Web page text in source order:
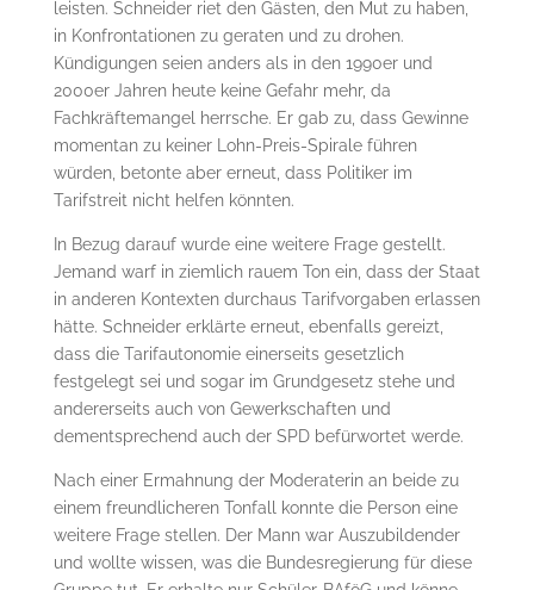
leisten. Schneider riet den Gästen, den Mut zu haben,
in Konfrontationen zu geraten und zu drohen.
Kündigungen seien anders als in den 1990er und
2000er Jahren heute keine Gefahr mehr, da
Fachkräftemangel herrsche. Er gab zu, dass Gewinne
momentan zu keiner Lohn-Preis-Spirale führen
würden, betonte aber erneut, dass Politiker im
Tarifstreit nicht helfen könnten.
In Bezug darauf wurde eine weitere Frage gestellt.
Jemand warf in ziemlich rauem Ton ein, dass der Staat
in anderen Kontexten durchaus Tarifvorgaben erlassen
hätte. Schneider erklärte erneut, ebenfalls gereizt,
dass die Tarifautonomie einerseits gesetzlich
festgelegt sei und sogar im Grundgesetz stehe und
andererseits auch von Gewerkschaften und
dementsprechend auch der SPD befürwortet werde.
Nach einer Ermahnung der Moderaterin an beide zu
einem freundlicheren Tonfall konnte die Person eine
weitere Frage stellen. Der Mann war Auszubildender
und wollte wissen, was die Bundesregierung für diese